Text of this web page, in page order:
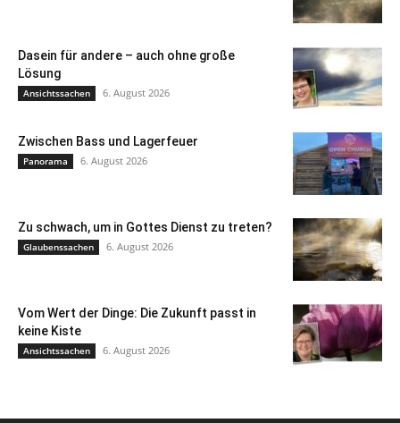
Dasein für andere – auch ohne große
Lösung
Ansichtssachen 6. August 2026
Zwischen Bass und Lagerfeuer
Panorama 6. August 2026
Zu schwach, um in Gottes Dienst zu treten?
Glaubenssachen 6. August 2026
Vom Wert der Dinge: Die Zukunft passt in
keine Kiste
Ansichtssachen 6. August 2026